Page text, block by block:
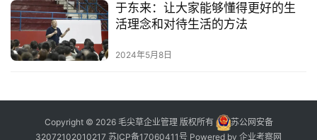
于东来：让大家能够懂得更好的生
活理念和对待生活的方法
2024年5月8日
Copyright © 2026 毛尖草企业管理 版权所有
苏公网安备
32072102010217 苏ICP备17060411号 Powered by 企业考察网